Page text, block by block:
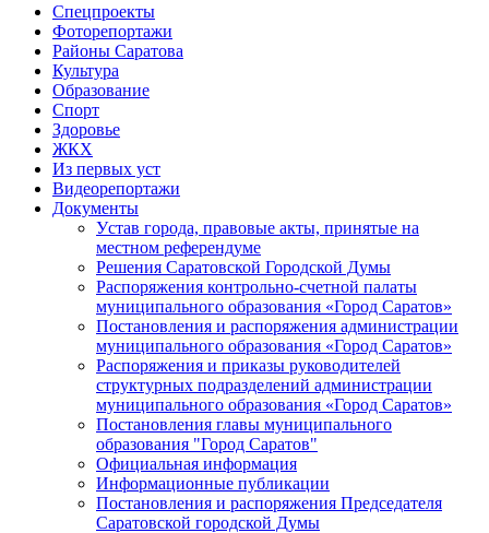
Спецпроекты
Фоторепортажи
Районы Саратова
Культура
Образование
Спорт
Здоровье
ЖКХ
Из пеpвых уст
Видеорепортажи
Документы
Уcтав города, правовые акты, принятые на
местном референдуме
Решения Саратовской Городской Думы
Распоряжения контрольно-счетной палаты
муниципального образования «Город Саратов»
Постановления и распоряжения администрации
муниципального образования «Город Саратов»
Распоряжения и приказы руководителей
структурных подразделений администрации
муниципального образования «Город Саратов»
Постановления главы муниципального
образования "Город Саратов"
Официальная информация
Информационные публикации
Постановления и распоряжения Председателя
Саратовской городской Думы